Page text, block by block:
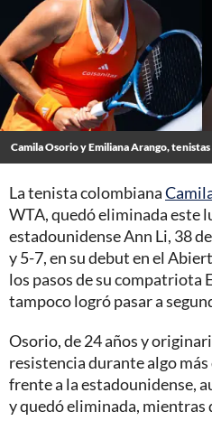
Camila Osorio y Emiliana Arango,
La tenista colombiana
WTA, quedó eliminada este
estadounidense Ann Li, 38
y 5-7, en su debut en el
los pasos de su compatriota
tampoco logró pasar a
Osorio, de 24 años y
resistencia durante algo más
frente a la estadounidense,
y quedó eliminada, mientras